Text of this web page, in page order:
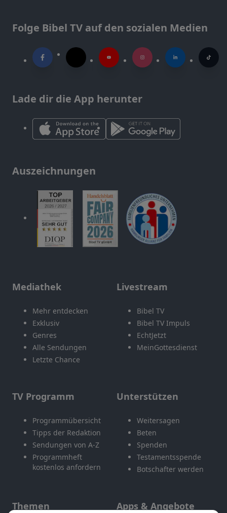
Folge Bibel TV auf den sozialen Medien
Lade dir die App herunter
Auszeichnungen
Mediathek
Mehr entdecken
Exklusiv
Genres
Alle Sendungen
Letzte Chance
Livestream
Bibel TV
Bibel TV Impuls
EchtJetzt
MeinGottesdienst
TV Programm
Programmübersicht
Tipps der Redaktion
Sendungen von A-Z
Programmheft
kostenlos anfordern
Unterstützen
Weitersagen
Beten
Spenden
Testamentsspende
Botschafter werden
Themen Apps & Angebote